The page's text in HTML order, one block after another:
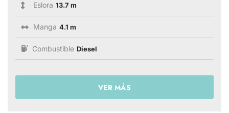
Eslora 13.7 m
Manga 4.1 m
Combustible Diesel
VER MÁS